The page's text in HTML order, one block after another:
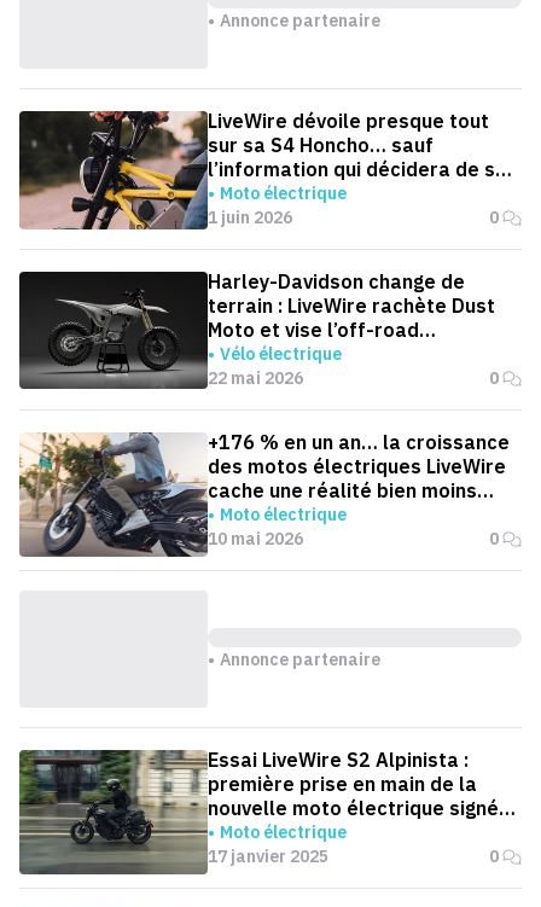
Annonce partenaire
LiveWire dévoile presque tout
sur sa S4 Honcho… sauf
l’information qui décidera de son
avenir
Moto électrique
1 juin 2026
0
Harley-Davidson change de
terrain : LiveWire rachète Dust
Moto et vise l’off-road
électrique
Vélo électrique
22 mai 2026
0
+176 % en un an… la croissance
des motos électriques LiveWire
cache une réalité bien moins
flatteuse
Moto électrique
10 mai 2026
0
Annonce partenaire
Essai LiveWire S2 Alpinista :
première prise en main de la
nouvelle moto électrique signée
Harley
Moto électrique
17 janvier 2025
0